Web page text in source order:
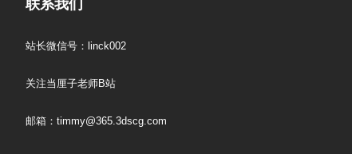
联系我们
站长微信号：linck002
关注当厘子老师B站
邮箱：timmy@365.3dscg.com